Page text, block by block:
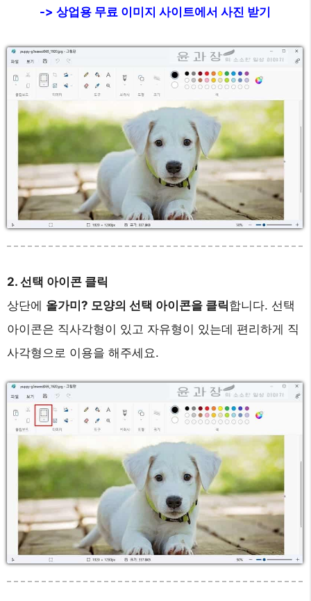
-> 상업용 무료 이미지 사이트에서 사진 받기
2. 선택 아이콘 클릭
상단에 올가미? 모양의 선택 아이콘을 클릭합니다. 선택
아이콘은 직사각형이 있고 자유형이 있는데 편리하게 직
사각형으로 이용을 해주세요.